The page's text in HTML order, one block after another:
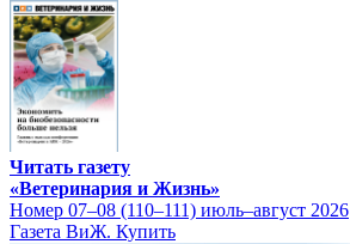
Читать газету
«Ветеринария и Жизнь»
Номер 07–08 (110–111) июль–август 2026
Газета ВиЖ. Купить